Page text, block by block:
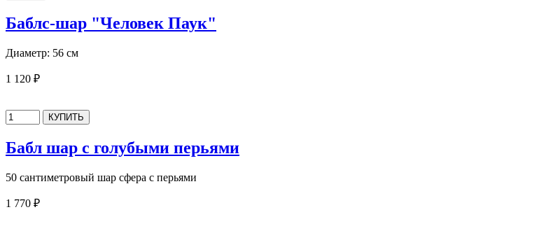
Баблс-шар "Человек Паук"
Диаметр: 56 см
1 120 ₽
Бабл шар с голубыми перьями
50 сантиметровый шар сфера с перьями
1 770 ₽